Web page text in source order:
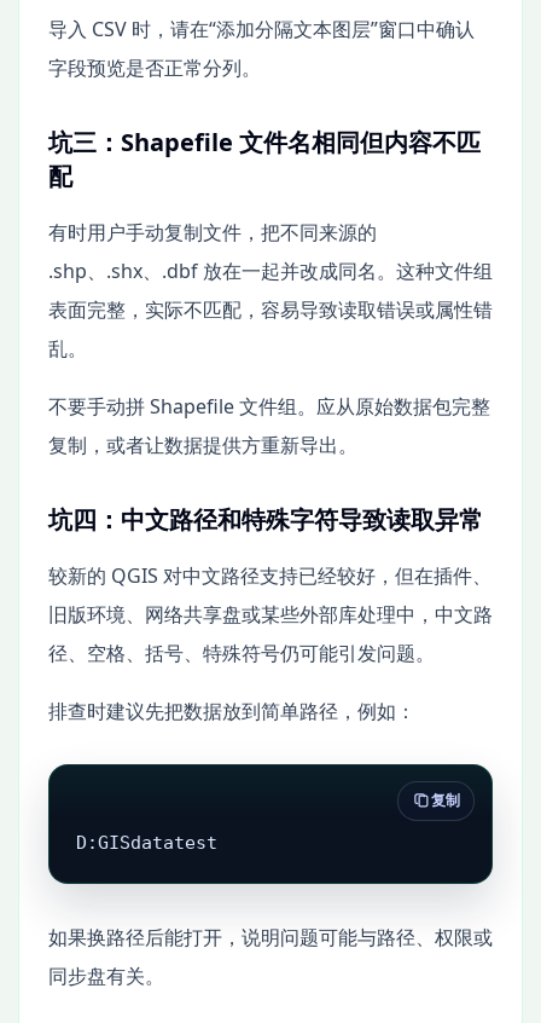
导入 CSV 时，请在“添加分隔文本图层”窗口中确认
字段预览是否正常分列。
坑三：Shapefile 文件名相同但内容不匹
配
有时用户手动复制文件，把不同来源的
.shp、.shx、.dbf 放在一起并改成同名。这种文件组
表面完整，实际不匹配，容易导致读取错误或属性错
乱。
不要手动拼 Shapefile 文件组。应从原始数据包完整
复制，或者让数据提供方重新导出。
坑四：中文路径和特殊字符导致读取异常
较新的 QGIS 对中文路径支持已经较好，但在插件、
旧版环境、网络共享盘或某些外部库处理中，中文路
径、空格、括号、特殊符号仍可能引发问题。
排查时建议先把数据放到简单路径，例如：
D:GISdatatest
复制
如果换路径后能打开，说明问题可能与路径、权限或
同步盘有关。